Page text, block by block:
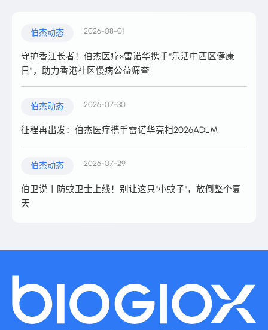
伯杰动态 2026-08-01
守护香江长者！伯杰医疗×雷诺华携手“乐活中西区健康
日”，助力香港社区慢病公益筛查
伯杰动态 2026-07-30
征程再出发：伯杰医疗携手雷诺华亮相2026ADLM
伯杰动态 2026-07-29
伯卫说丨防蚊卫士上线！别让这只"小蚊子"，放倒整个夏
天